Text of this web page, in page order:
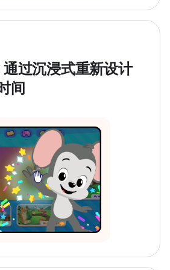
过沉浸式重新设计
间